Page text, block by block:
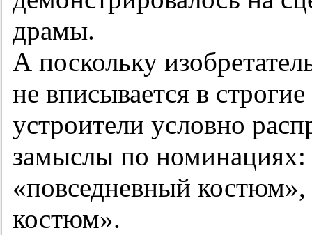
драмы.
А поскольку
не вписывается в
устроители условно
замыслы по
«повседневный
костюм».